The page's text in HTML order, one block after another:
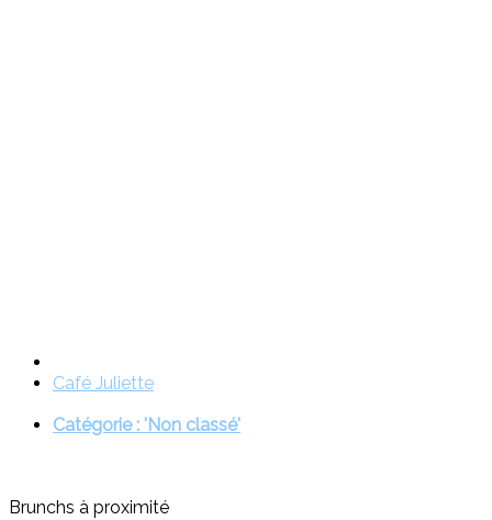
Café Juliette
Catégorie : 'Non classé'
Brunchs à proximité